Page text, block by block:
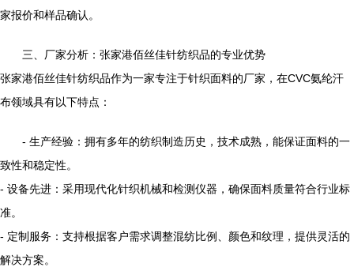
家报价和样品确认。
三、厂家分析：张家港佰丝佳针纺织品的专业优势
张家港佰丝佳针纺织品作为一家专注于针织面料的厂家，在CVC氨纶汗
布领域具有以下特点：
- 生产经验：拥有多年的纺织制造历史，技术成熟，能保证面料的一
致性和稳定性。
- 设备先进：采用现代化针织机械和检测仪器，确保面料质量符合行业标
准。
- 定制服务：支持根据客户需求调整混纺比例、颜色和纹理，提供灵活的
解决方案。